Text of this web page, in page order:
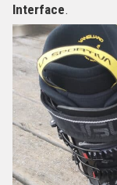
Interface.